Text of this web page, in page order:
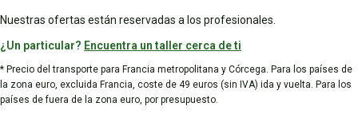
Nuestras ofertas están reservadas a los profesionales.
¿Un particular? Encuentra un taller cerca de ti
* Precio del transporte para Francia metropolitana y Córcega. Para los países de
la zona euro, excluida Francia, coste de 49 euros (sin IVA) ida y vuelta. Para los
países de fuera de la zona euro, por presupuesto.